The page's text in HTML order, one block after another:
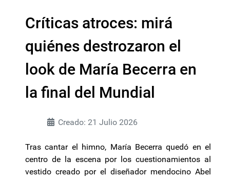
Críticas atroces: mirá
quiénes destrozaron el
look de María Becerra en
la final del Mundial
Creado: 21 Julio 2026
Tras cantar el himno, María Becerra quedó en el
centro de la escena por los cuestionamientos al
vestido creado por el diseñador mendocino Abel